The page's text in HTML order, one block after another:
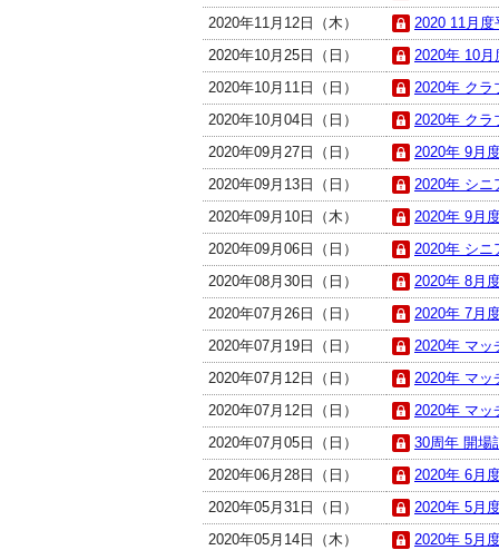
2020年11月12日（木）
2020 11月度
2020年10月25日（日）
2020年 10
2020年10月11日（日）
2020年 クラ
2020年10月04日（日）
2020年 クラ
2020年09月27日（日）
2020年 9月
2020年09月13日（日）
2020年 シニ
2020年09月10日（木）
2020年 9月
2020年09月06日（日）
2020年 シニ
2020年08月30日（日）
2020年 8月
2020年07月26日（日）
2020年 7月
2020年07月19日（日）
2020年 マッ
2020年07月12日（日）
2020年 マッ
2020年07月12日（日）
2020年 マッ
2020年07月05日（日）
30周年 開場
2020年06月28日（日）
2020年 6月
2020年05月31日（日）
2020年 5月
2020年05月14日（木）
2020年 5月